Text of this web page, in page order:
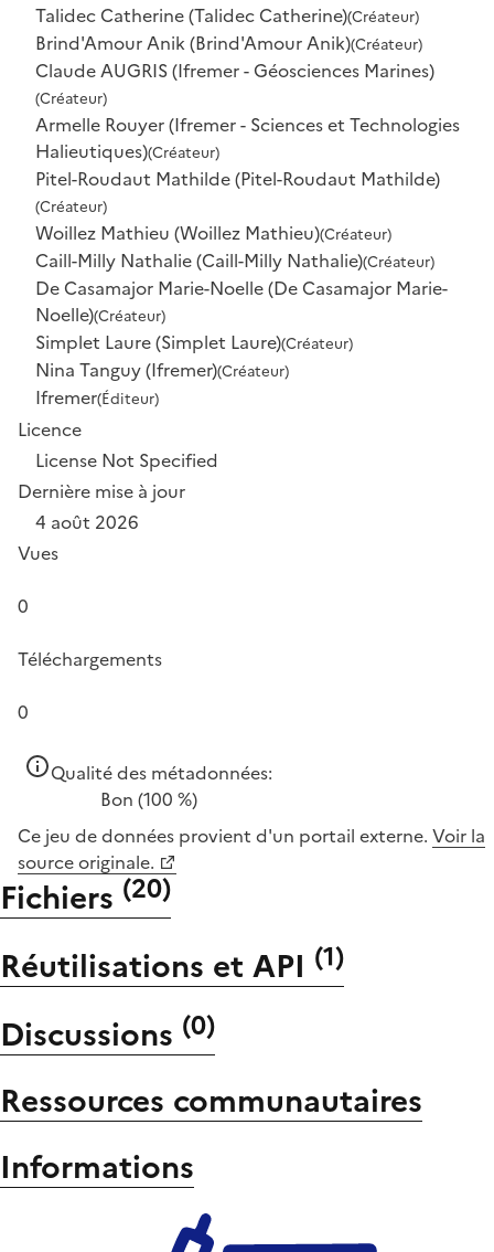
Talidec Catherine (Talidec Catherine)(Créateur)
Brind'Amour Anik (Brind'Amour Anik)(Créateur)
Claude AUGRIS (Ifremer - Géosciences Marines)
(Créateur)
Armelle Rouyer (Ifremer - Sciences et Technologies
Halieutiques)(Créateur)
Pitel-Roudaut Mathilde (Pitel-Roudaut Mathilde)
(Créateur)
Woillez Mathieu (Woillez Mathieu)(Créateur)
Caill-Milly Nathalie (Caill-Milly Nathalie)(Créateur)
De Casamajor Marie-Noelle (De Casamajor Marie-
Noelle)(Créateur)
Simplet Laure (Simplet Laure)(Créateur)
Nina Tanguy (Ifremer)(Créateur)
Ifremer(Éditeur)
Licence
License Not Specified
Dernière mise à jour
4 août 2026
Vues
0
Téléchargements
0
Qualité des métadonnées:
Bon (100 %)
Ce jeu de données provient d'un portail externe. Voir la
source originale.
Fichiers (20)
Réutilisations et API (1)
Discussions (0)
Ressources communautaires
Informations